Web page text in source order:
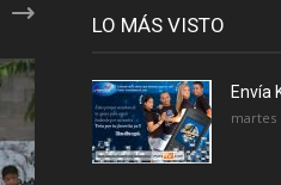
LO MÁS VISTO
Envía
martes